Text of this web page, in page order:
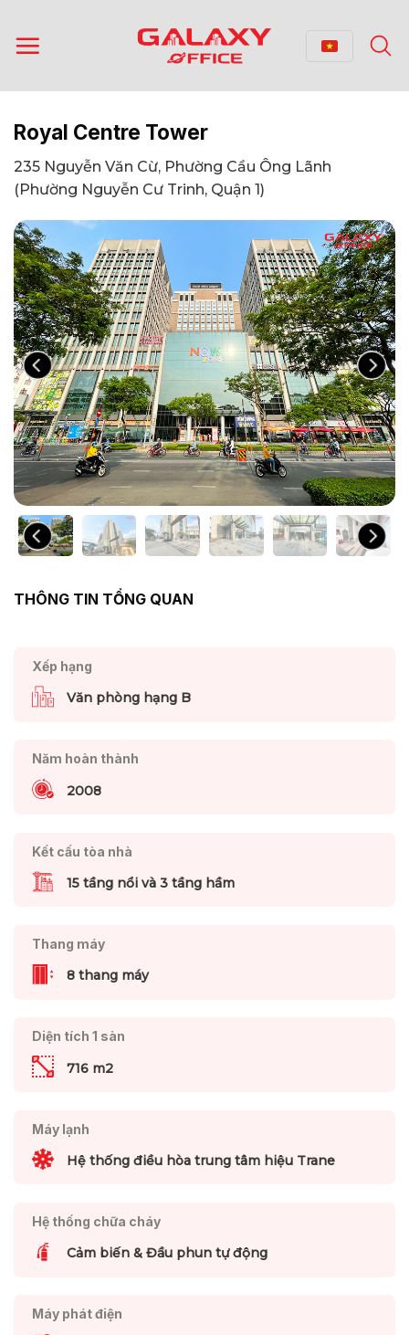
qua
nội
Royal Centre Tower
235 Nguyễn Văn Cừ, Phường Cầu Ông Lãnh
(Phường Nguyễn Cư Trinh, Quận 1)
THÔNG TIN TỔNG QUAN
Xếp hạng
Văn phòng hạng B
Năm hoàn thành
2008
Kết cấu tòa nhà
15 tầng nổi và 3 tầng hầm
Thang máy
8 thang máy
Diện tích 1 sàn
716 m2
Máy lạnh
Hệ thống điều hòa trung tâm hiệu Trane
Hệ thống chữa cháy
Cảm biến & Đầu phun tự động
Máy phát điện